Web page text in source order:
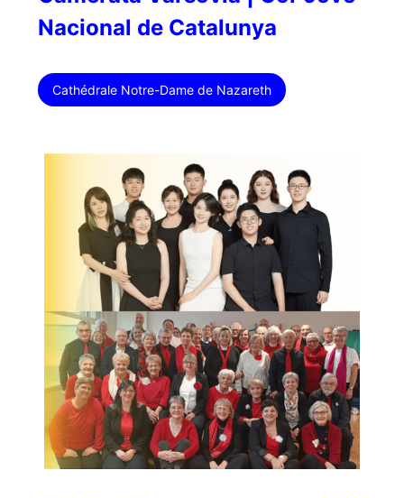
Nacional de Catalunya
Cathédrale Notre-Dame de Nazareth